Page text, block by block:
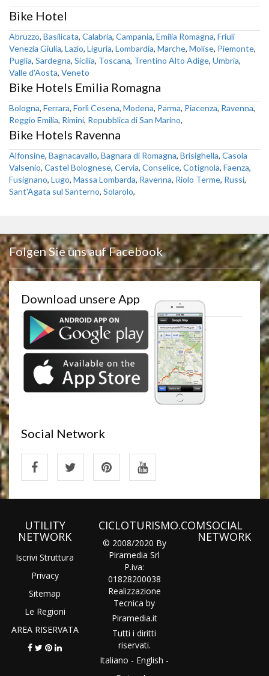
Bike Hotel
Abruzzo, Basilicata, Calabria, Campania, Emilia Romagna, Friuli
Venezia Giulia, Lazio, Liguria, Lombardia, Marche, Molise, Piemonte,
Puglia, Sardegna, Sicilia, Toscana, Trentino Alto Adige, Umbria,
Valle d'Aosta, Veneto
Bike Hotels Emilia Romagna
Bologna, Ferrara, Forlì Cesena, Modena, Parma, Piacenza, Ravenna,
Reggio Emilia, Rimini, Repubblica di San Marino,
Bike Hotels Ravenna
Alfonsine, Bagnacavallo, Bagnara di Romagna, Brisighella, Casola
Valsenio, Castel Bolognese, Cervia, Conselice, Cotignola, Faenza,
Fusignano, Lugo, Massa Lombarda, Ravenna, Riolo Terme, Russi,
Sant'Agata sul Santerno, Solarolo,
Folgen Sie uns auf Facebook
Download unsere App
Social Network
UTILITY
NETWORK
Iscrivi Struttura
Privacy
Sitemap
Le Regioni
AREA RISERVATA
CICLOTURISMO.COM
© 2008/2020 By
Piramedia Srl
P.iva:
01828200038
Realizzazione
Tecnica by
Piramedia.it
Tutti i diritti
riservati.
Italiano - English -
SOCIAL
NETWORK